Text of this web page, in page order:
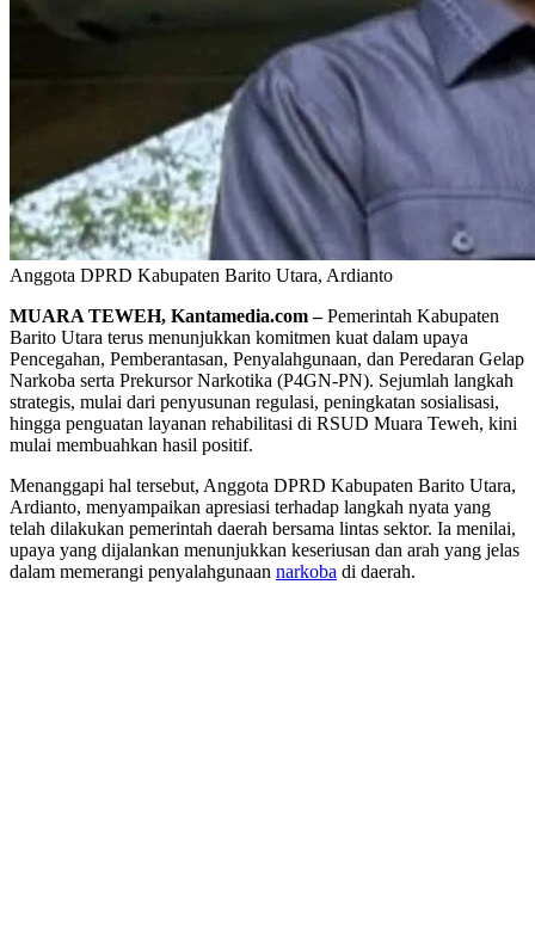
Anggota DPRD Kabupaten Barito Utara, Ardianto
MUARA TEWEH, Kantamedia.com –Pemerintah Kabupaten
Barito Utara terus menunjukkan komitmen kuat dalam upaya
Pencegahan, Pemberantasan, Penyalahgunaan, dan Peredaran Gelap
Narkoba serta Prekursor Narkotika (P4GN-PN). Sejumlah langkah
strategis, mulai dari penyusunan regulasi, peningkatan sosialisasi,
hingga penguatan layanan rehabilitasi di RSUD Muara Teweh, kini
mulai membuahkan hasil positif.
Menanggapi hal tersebut, Anggota DPRD Kabupaten Barito Utara,
Ardianto, menyampaikan apresiasi terhadap langkah nyata yang
telah dilakukan pemerintah daerah bersama lintas sektor. Ia menilai,
upaya yang dijalankan menunjukkan keseriusan dan arah yang jelas
dalam memerangi penyalahgunaan narkoba di daerah.